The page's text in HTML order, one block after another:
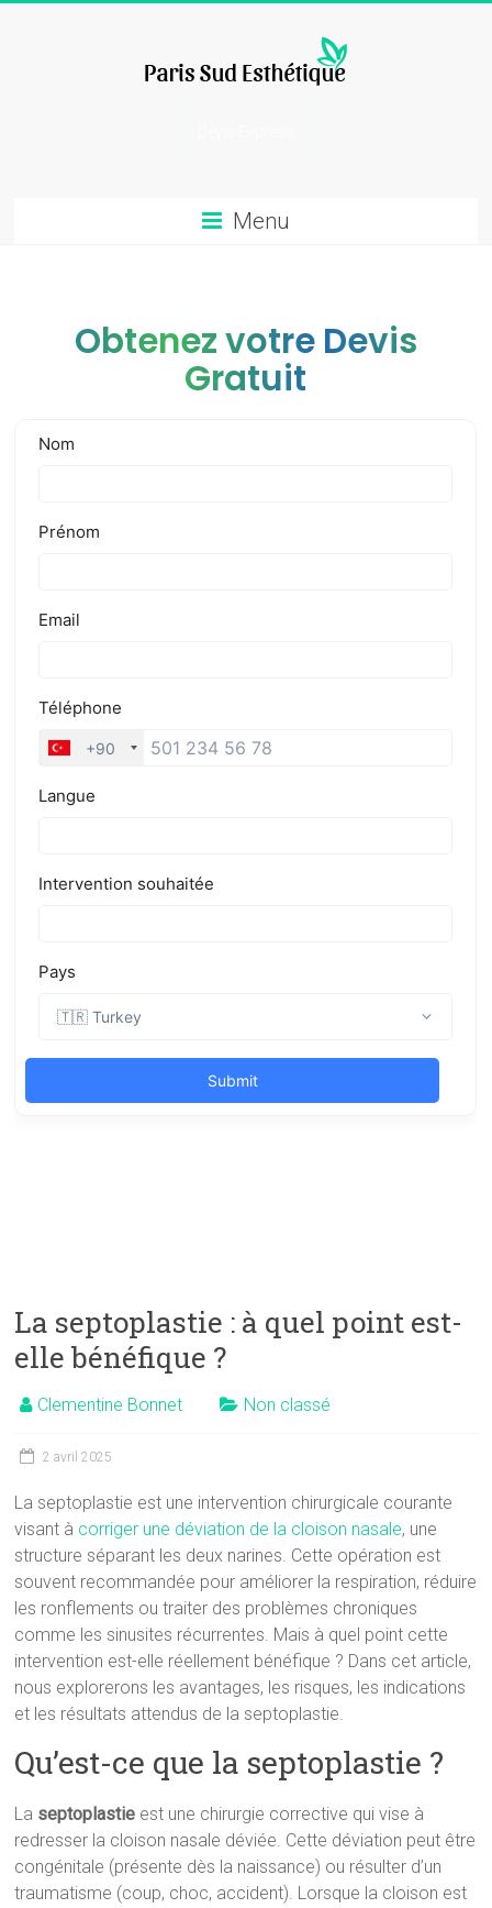
Menu
Obtenez votre Devis
Gratuit
La septoplastie : à quel point est-
elle bénéfique ?
Clementine Bonnet Non classé
2 avril 2025
La septoplastie est une intervention chirurgicale courante
visant à corriger une déviation de la cloison nasale, une
structure séparant les deux narines. Cette opération est
souvent recommandée pour améliorer la respiration, réduire
les ronflements ou traiter des problèmes chroniques
comme les sinusites récurrentes. Mais à quel point cette
intervention est-elle réellement bénéfique ? Dans cet article,
nous explorerons les avantages, les risques, les indications
et les résultats attendus de la septoplastie.
Qu’est-ce que la septoplastie ?
La septoplastie est une chirurgie corrective qui vise à
redresser la cloison nasale déviée. Cette déviation peut être
congénitale (présente dès la naissance) ou résulter d’un
traumatisme (coup, choc, accident). Lorsque la cloison est